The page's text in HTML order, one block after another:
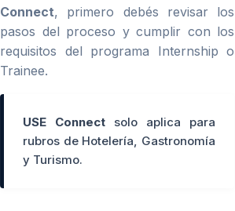
Connect, primero debés revisar los
pasos del proceso y cumplir con los
requisitos del programa Internship o
Trainee.
USE Connect solo aplica para
rubros de Hotelería, Gastronomía
y Turismo.